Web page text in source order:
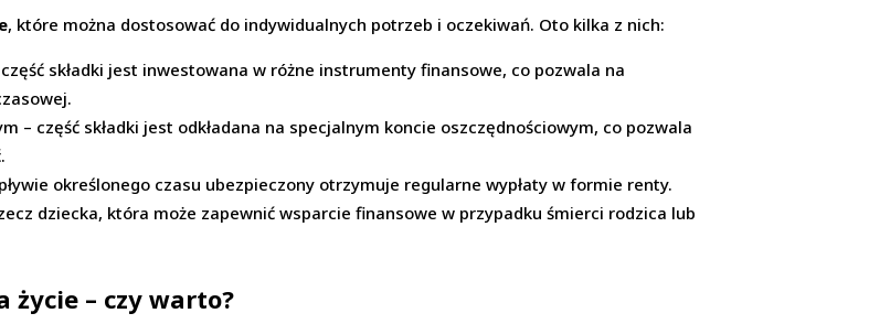
, które można dostosować do indywidualnych potrzeb i oczekiwań. Oto kilka z nich:
składki jest inwestowana w różne instrumenty finansowe, co pozwala na
– część składki jest odkładana na specjalnym koncie oszczędnościowym, co pozwala
określonego czasu ubezpieczony otrzymuje regularne wypłaty w formie renty.
dziecka, która może zapewnić wsparcie finansowe w przypadku śmierci rodzica lub
życie – czy warto?